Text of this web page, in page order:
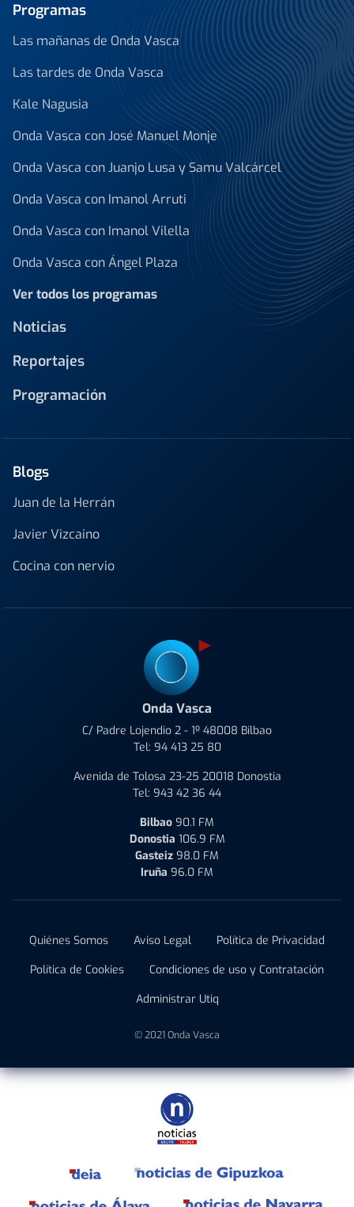
Programas
Las mañanas de Onda Vasca
Las tardes de Onda Vasca
Kale Nagusia
Onda Vasca con José Manuel Monje
Onda Vasca con Juanjo Lusa y Samu Valcárcel
Onda Vasca con Imanol Arruti
Onda Vasca con Imanol Vilella
Onda Vasca con Ángel Plaza
Ver todos los programas
Noticias
Reportajes
Programación
Blogs
Juan de la Herrán
Javier Vizcaino
Cocina con nervio
Onda Vasca
C/ Padre Lojendio 2 - 1º 48008 Bilbao
Tel: 94 413 25 80
Avenida de Tolosa 23-25 20018 Donostia
Tel: 943 42 36 44
Bilbao 90.1 FM
Donostia 106.9 FM
Gasteiz 98.0 FM
Iruña 96.0 FM
Quiénes Somos Aviso Legal
Política de Privacidad
Política de Cookies
Condiciones de uso y Contratación
Administrar Utiq
© 2021 Onda Vasca